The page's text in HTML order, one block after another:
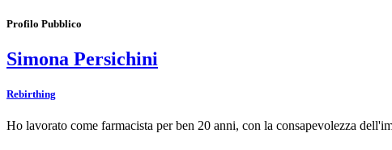
Profilo Pubblico
Simona Persichini
Rebirthing
Ho lavorato come farmacista per ben 20 anni, con la consapevolezza